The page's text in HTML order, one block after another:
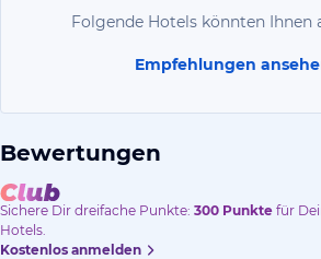
Folgende Hotels könnten Ihnen
Empfehlungen
Bewertungen
Sichere Dir dreifache Punkte: 300 Punkte für
Hotels.
Kostenlos anmelden